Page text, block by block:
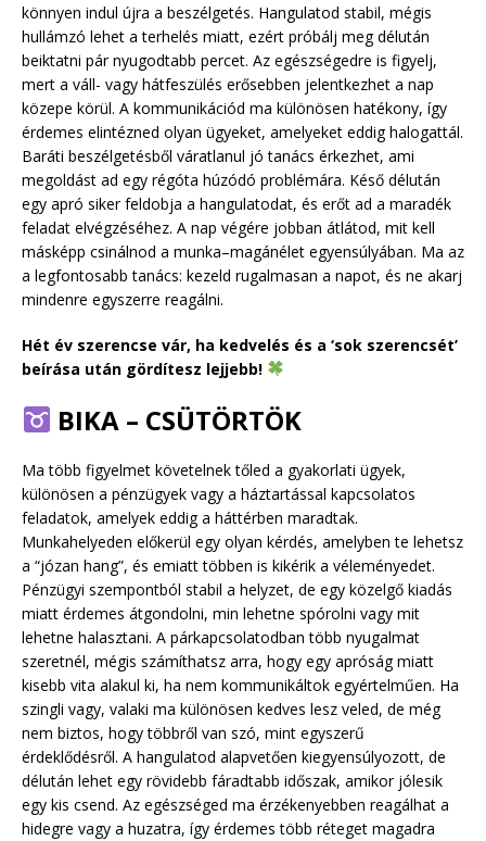
könnyen indul újra a beszélgetés. Hangulatod stabil, mégis
hullámzó lehet a terhelés miatt, ezért próbálj meg délután
beiktatni pár nyugodtabb percet. Az egészségedre is figyelj,
mert a váll- vagy hátfeszülés erősebben jelentkezhet a nap
közepe körül. A kommunikációd ma különösen hatékony, így
érdemes elintézned olyan ügyeket, amelyeket eddig halogattál.
Baráti beszélgetésből váratlanul jó tanács érkezhet, ami
megoldást ad egy régóta húzódó problémára. Késő délután
egy apró siker feldobja a hangulatodat, és erőt ad a maradék
feladat elvégzéséhez. A nap végére jobban átlátod, mit kell
másképp csinálnod a munka–magánélet egyensúlyában. Ma az
a legfontosabb tanács: kezeld rugalmasan a napot, és ne akarj
mindenre egyszerre reagálni.
Hét év szerencse vár, ha kedvelés és a ‘sok szerencsét’
beírása után gördítesz lejjebb!
BIKA – CSÜTÖRTÖK
Ma több figyelmet követelnek tőled a gyakorlati ügyek,
különösen a pénzügyek vagy a háztartással kapcsolatos
feladatok, amelyek eddig a háttérben maradtak.
Munkahelyeden előkerül egy olyan kérdés, amelyben te lehetsz
a “józan hang”, és emiatt többen is kikérik a véleményedet.
Pénzügyi szempontból stabil a helyzet, de egy közelgő kiadás
miatt érdemes átgondolni, min lehetne spórolni vagy mit
lehetne halasztani. A párkapcsolatodban több nyugalmat
szeretnél, mégis számíthatsz arra, hogy egy apróság miatt
kisebb vita alakul ki, ha nem kommunikáltok egyértelműen. Ha
szingli vagy, valaki ma különösen kedves lesz veled, de még
nem biztos, hogy többről van szó, mint egyszerű
érdeklődésről. A hangulatod alapvetően kiegyensúlyozott, de
délután lehet egy rövidebb fáradtabb időszak, amikor jólesik
egy kis csend. Az egészséged ma érzékenyebben reagálhat a
hidegre vagy a huzatra, így érdemes több réteget magadra